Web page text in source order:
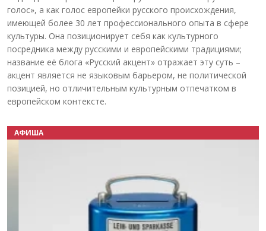
голос», а как голос европейки русского происхождения,
имеющей более 30 лет профессионального опыта в сфере
культуры. Она позиционирует себя как культурного
посредника между русскими и европейскими традициями;
название её блога «Русский акцент» отражает эту суть –
акцент является не языковым барьером, не политической
позицией, но отличительным культурным отпечатком в
европейском контексте.
АФИША